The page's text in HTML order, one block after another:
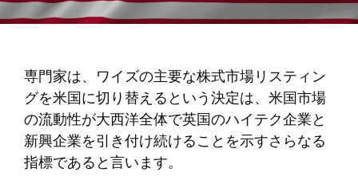
専門家は、ワイズの主要な株式市場リスティン
グを米国に切り替えるという決定は、米国市場
の流動性が大西洋全体で英国のハイテク企業と
新興企業を引き付け続けることを示すさらなる
指標であると言います。